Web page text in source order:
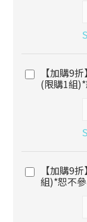
【加購9
(限購1組
【加購9
組)*恕不